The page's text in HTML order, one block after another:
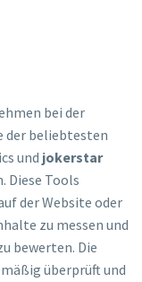
bei der
der beliebtesten
und jokerstar
Diese Tools
der Website oder
zu messen und
bewerten. Die
überprüft und